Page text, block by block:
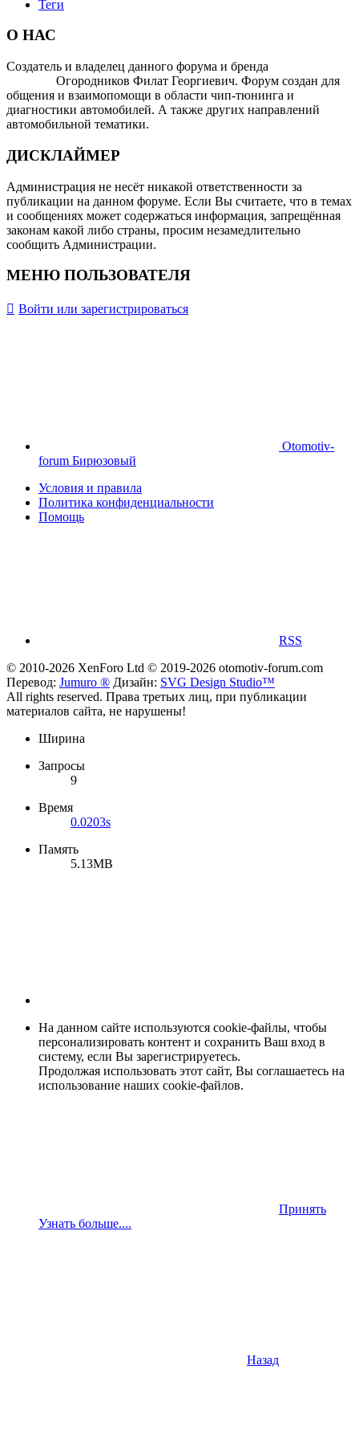
Теги
О НАС
Создатель и владелец данного форума и бренда
Огородников Филат Георгиевич. Форум создан для
общения и взаимопомощи в области чип-тюнинга и
диагностики автомобилей. А также других направлений
автомобильной тематики.
ДИСКЛАЙМЕР
Администрация не несёт никакой ответственности за
публикации на данном форуме. Если Вы считаете, что в темах
и сообщениях может содержаться информация, запрещённая
законам какой либо страны, просим незамедлительно
сообщить Администрации.
МЕНЮ ПОЛЬЗОВАТЕЛЯ
Войти или зарегистрироваться
Otomotiv-
forum Бирюзовый
Условия и правила
Политика конфиденциальности
Помощь
RSS
© 2010-2026 XenForo Ltd © 2019-2026 otomotiv-forum.com
Перевод: Jumuro ® Дизайн: SVG Design Studio™
All rights reserved. Права третьих лиц, при публикации
материалов сайта, не нарушены!
Ширина
Запросы
9
Время
0.0203s
Память
5.13MB
На данном сайте используются cookie-файлы, чтобы
персонализировать контент и сохранить Ваш вход в
систему, если Вы зарегистрируетесь.
Продолжая использовать этот сайт, Вы соглашаетесь на
использование наших cookie-файлов.
Принять
Узнать больше....
Назад